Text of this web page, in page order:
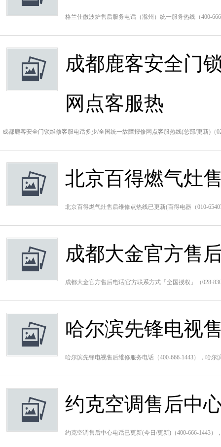
格兰仕微波炉售后服务电话（滁州）统一服务热线（400-
成都鹿客安全门
网点客服热
成都鹿客安全门锁维修客服电话多少/全国统一故障报修网点客服热线(总部/更新)（
北京百得燃气灶
北京百得燃气灶售后维修点热线已更新(百得电器（010-
成都大金官方售
成都大金官方售后电话|官方联系方式「全国授权」（028-
哈尔滨先锋电视
哈尔滨先锋电视售后维修服务电话（400-666-1443），哈
约克空调售后中
约克空调售后中心电话已更新(今日/更新)（400-666-1443